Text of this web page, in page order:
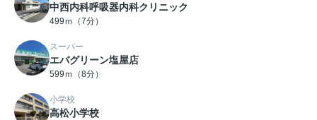
中西内科呼吸器内科クリニック
499ｍ（7分）
スーパー
エバグリーン塩屋店
599ｍ（8分）
小学校
高松小学校